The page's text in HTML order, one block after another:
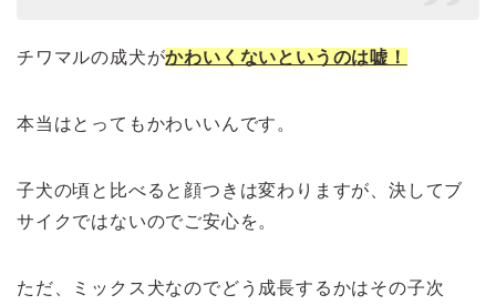
チワマルの成犬がかわいくないというのは嘘！
本当はとってもかわいいんです。
子犬の頃と比べると顔つきは変わりますが、決してブ
サイクではないのでご安心を。
ただ、ミックス犬なのでどう成長するかはその子次